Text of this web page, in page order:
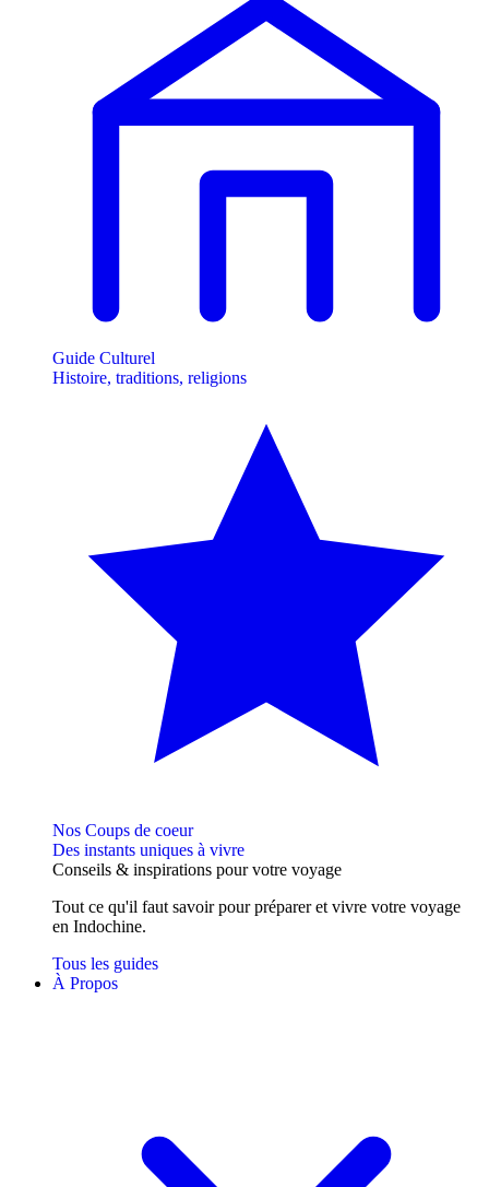
Guide Culturel
Histoire, traditions, religions
Nos Coups de coeur
Des instants uniques à vivre
Conseils & inspirations pour votre voyage
Tout ce qu'il faut savoir pour préparer et vivre votre voyage
en Indochine.
Tous les guides
À Propos